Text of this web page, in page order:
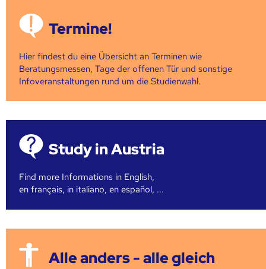
Termine!
Hier findest du eine Übersicht an Terminen wie
Beratungsmessen, Tage der offenen Tür und sonstige
Infoveranstaltungen rund um die Studienwahl.
Study in Austria
Find more Informations in English,
en français, in italiano, en español, ...
Alle anders - alle gleich